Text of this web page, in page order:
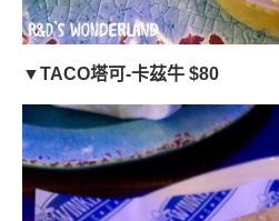
▼TACO塔可-卡茲牛 $80